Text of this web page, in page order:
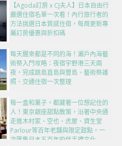
【Agoda訂房 x CJ夫人】日本自由行
嚴選住宿名單一次看！內行旅行者的
方法挑選日本質感住宿，每周更新專
屬訂房優惠與折扣碼
每天醒來都是不同的海！瀨戶內海藝
術祭入門攻略：夜宿宇野港三天兩
夜，完成跳島直島與豐島、藝術祭護
照、交通住宿一次整理
每一盒和菓子，都藏著一位想記住的
人！東京銀座甜點散策，沿著中央通
走進木村家、空也、虎屋、資生堂
Parlour等百年老舖與限定甜點，一
次匯集日本五百年的伴手禮文化